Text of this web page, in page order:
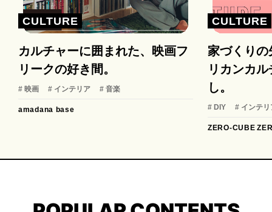
CULTURE
カルチャーに囲まれた、映画フ
リークの好き間。
# 映画 # インテリア # 音楽
amadana base
CULTURE
家づくり
リカンカ
し。
# DIY # インテリ
ZERO-CUBE